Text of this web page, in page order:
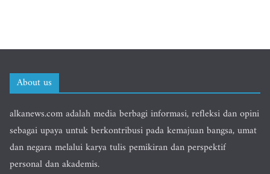
About us
alkanews.com adalah media berbagi informasi, refleksi dan opini
sebagai upaya untuk berkontribusi pada kemajuan bangsa, umat
dan negara melalui karya tulis pemikiran dan perspektif
personal dan akademis.